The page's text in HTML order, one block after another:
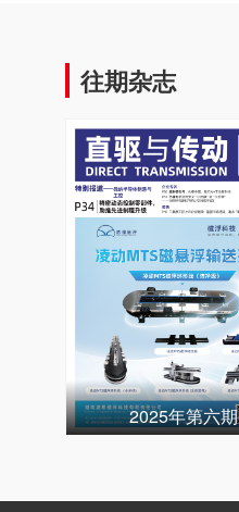
往期杂志
2025年第六期